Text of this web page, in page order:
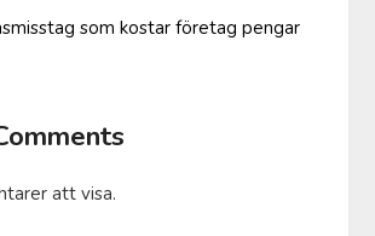
som kostar företag pengar
att visa.